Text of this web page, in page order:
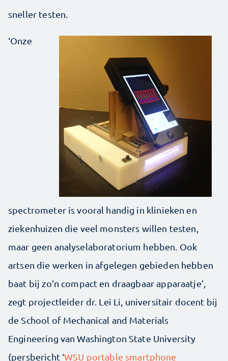
sneller testen.
‘Onze
spectrometer is vooral handig in klinieken en
ziekenhuizen die veel monsters willen testen,
maar geen analyselaboratorium hebben. Ook
artsen die werken in afgelegen gebieden hebben
baat bij zo’n compact en draagbaar apparaatje’,
zegt projectleider dr. Lei Li, universitair docent bij
de School of Mechanical and Materials
Engineering van Washington State University
(persbericht ‘WSU portable smartphone